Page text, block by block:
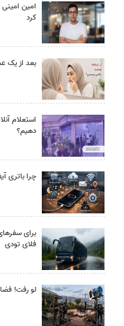
امین
کرد
بعد از یک
استعلام
دهیم؟
چرا باتری
برای
فلای تودی
لو رفت!